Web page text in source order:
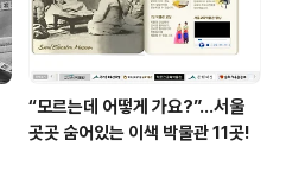
“모르는데 어떻게 가요?”...서울
곳곳 숨어있는 이색 박물관 11곳!